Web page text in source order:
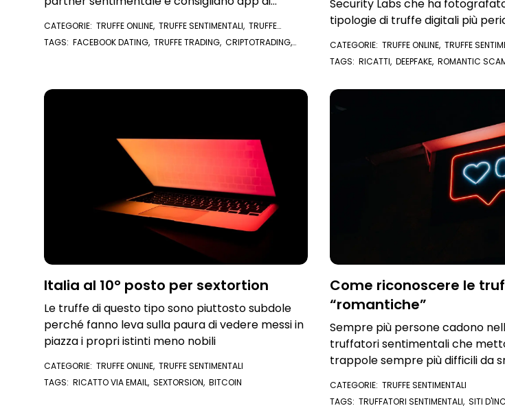
CATEGORIE: TRUFFE ONLINE, TRUFFE SENTIMENTALI, TRUFFE
TRADING ONLINE
TAGS: FACEBOOK DATING, TRUFFE TRADING, CRIPTOTRADING,
Security Labs che ha
tipologie di truffe digitali più
CATEGORIE: TRUFFE ONLINE, TRUFFE
ANTI TRUFFA
TAGS: RICATTI, DEEPFAKE, ROMANTIC
Italia al 10° posto per sextortion
Le truffe di questo tipo sono piuttosto subdole
perché fanno leva sulla paura di vedere messi in
piazza i propri istinti meno nobili
CATEGORIE: TRUFFE ONLINE, TRUFFE SENTIMENTALI
TAGS: RICATTO VIA EMAIL, SEXTORSION, BITCOIN
Come riconoscere le
“romantiche”
Sempre più persone cadono
truffatori sentimentali che
trappole sempre più difficili da
CATEGORIE: TRUFFE SENTIMENTALI
TAGS: TRUFFATORI SENTIMENTALI, SITI